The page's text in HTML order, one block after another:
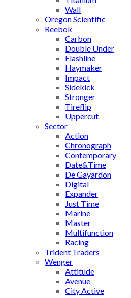
Wall
Oregon Scientific
Reebok
Carbon
Double Under
Flashline
Haymaker
Impact
Sidekick
Stronger
Tireflip
Uppercut
Sector
Action
Chronograph
Contemporary
Date&Time
De Gayardon
Digital
Expander
Just Time
Marine
Master
Multifunction
Racing
Trident Traders
Wenger
Attitude
Avenue
City Active